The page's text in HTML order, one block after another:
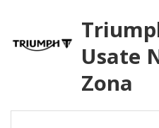
Usate
Zona